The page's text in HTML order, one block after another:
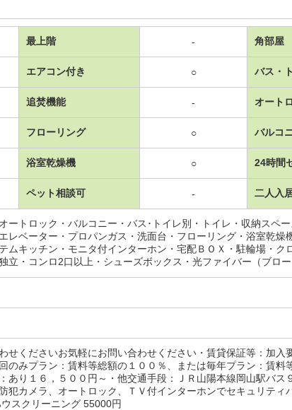
最上階 - 角部屋
エアコン付き ○ バス・
追焚機能 - オート
フローリング ○ バルコ
浴室乾燥機 ○ 24時間
ペット相談可 - 二人入
ートロック・バルコニー・バス･トイレ別・トイレ・収納スペ
レベーター・プロパンガス・洗面台・フローリング・浴室乾燥
ムキッチン・モニタ付インターホン・宅配ＢＯＸ・駐輪場・ク
立・コンロ2口以上・シューズボックス・光ファイバー（ブロ
せくださいお気軽にお問い合わせください・賃貸保証等：加入
のみプラン：賃料等総額の１００％、または毎年プラン：賃料
あり１６，５００円～・他交通手段：ＪＲ山陽本線岡山駅バス
犯カメラ、オートロック、ＴＶ付インターホンでセキュリティ
スクリーニング 55000円